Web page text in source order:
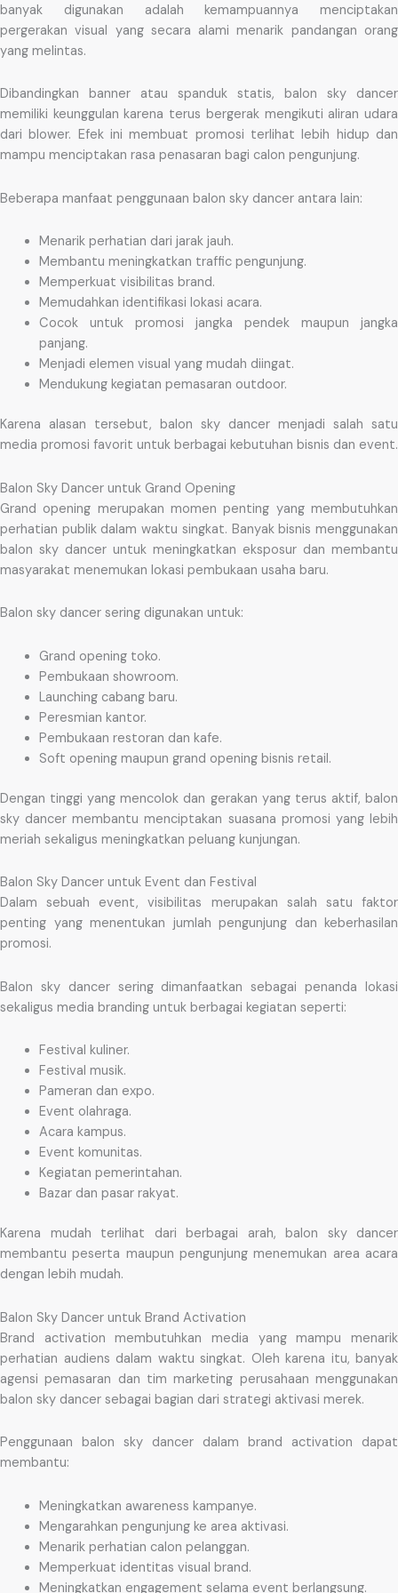
banyak digunakan adalah kemampuannya menciptakan
pergerakan visual yang secara alami menarik pandangan orang
yang melintas.
Dibandingkan banner atau spanduk statis, balon sky dancer
memiliki keunggulan karena terus bergerak mengikuti aliran udara
dari blower. Efek ini membuat promosi terlihat lebih hidup dan
mampu menciptakan rasa penasaran bagi calon pengunjung.
Beberapa manfaat penggunaan balon sky dancer antara lain:
Menarik perhatian dari jarak jauh.
Membantu meningkatkan traffic pengunjung.
Memperkuat visibilitas brand.
Memudahkan identifikasi lokasi acara.
Cocok untuk promosi jangka pendek maupun jangka
panjang.
Menjadi elemen visual yang mudah diingat.
Mendukung kegiatan pemasaran outdoor.
Karena alasan tersebut, balon sky dancer menjadi salah satu
media promosi favorit untuk berbagai kebutuhan bisnis dan event.
Balon Sky Dancer untuk Grand Opening
Grand opening merupakan momen penting yang membutuhkan
perhatian publik dalam waktu singkat. Banyak bisnis menggunakan
balon sky dancer untuk meningkatkan eksposur dan membantu
masyarakat menemukan lokasi pembukaan usaha baru.
Balon sky dancer sering digunakan untuk:
Grand opening toko.
Pembukaan showroom.
Launching cabang baru.
Peresmian kantor.
Pembukaan restoran dan kafe.
Soft opening maupun grand opening bisnis retail.
Dengan tinggi yang mencolok dan gerakan yang terus aktif, balon
sky dancer membantu menciptakan suasana promosi yang lebih
meriah sekaligus meningkatkan peluang kunjungan.
Balon Sky Dancer untuk Event dan Festival
Dalam sebuah event, visibilitas merupakan salah satu faktor
penting yang menentukan jumlah pengunjung dan keberhasilan
promosi.
Balon sky dancer sering dimanfaatkan sebagai penanda lokasi
sekaligus media branding untuk berbagai kegiatan seperti:
Festival kuliner.
Festival musik.
Pameran dan expo.
Event olahraga.
Acara kampus.
Event komunitas.
Kegiatan pemerintahan.
Bazar dan pasar rakyat.
Karena mudah terlihat dari berbagai arah, balon sky dancer
membantu peserta maupun pengunjung menemukan area acara
dengan lebih mudah.
Balon Sky Dancer untuk Brand Activation
Brand activation membutuhkan media yang mampu menarik
perhatian audiens dalam waktu singkat. Oleh karena itu, banyak
agensi pemasaran dan tim marketing perusahaan menggunakan
balon sky dancer sebagai bagian dari strategi aktivasi merek.
Penggunaan balon sky dancer dalam brand activation dapat
membantu:
Meningkatkan awareness kampanye.
Mengarahkan pengunjung ke area aktivasi.
Menarik perhatian calon pelanggan.
Memperkuat identitas visual brand.
Meningkatkan engagement selama event berlangsung.